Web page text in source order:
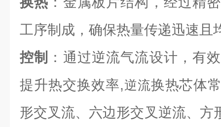
工序制成，确保热量传递迅速且
控制
：通过逆流气流设计，有
提升热交换效率,逆流换热芯体
形交叉流、六边形交叉逆流、方